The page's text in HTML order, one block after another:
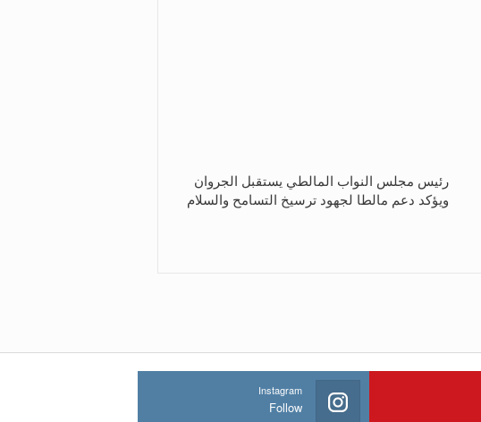
رئيس مجلس النواب المالطي يستقبل الجروان
ويؤكد دعم مالطا لجهود ترسيخ التسامح والسلام
Instagram
Follow